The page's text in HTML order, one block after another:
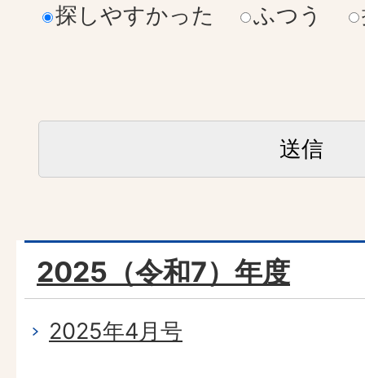
探しやすかった
ふつう
2025（令和7）年度
2025年4月号